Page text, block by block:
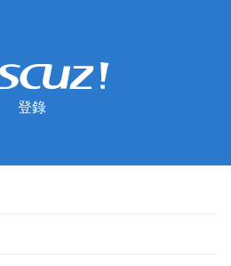
登錄